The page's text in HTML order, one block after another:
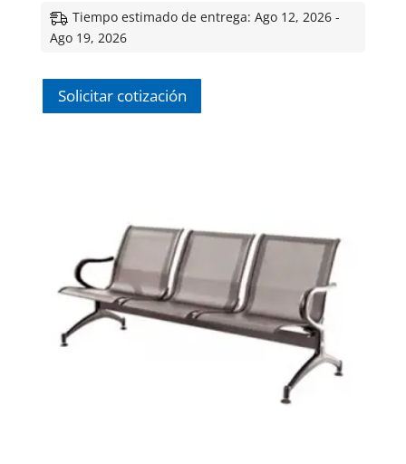
original
era:
actual
Tiempo estimado de entrega: Ago 12, 2026 -
Ago 19, 2026
Solicitar cotización